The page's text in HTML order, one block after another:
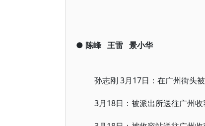
● 陈峰 王雷 景小华
孙志刚 3月17日：在广州街头
3月18日：被派出所送往广州